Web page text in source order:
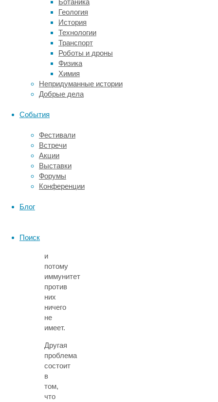
Ботаника
Геология
История
Технологии
Транспорт
Роботы и дроны
Физика
Химия
Непридуманные истории
Добрые дела
События
Фестивали
Встречи
Акции
Выставки
Форумы
Конференции
Блог
Поиск
индуцированного
стволового
состояния
их
развитие
направляют
нужную
сторону.
клетки
принадлежат
тому
же
индивидууму,
которому
их
и
потому
иммунитет
против
них
ничего
не
имеет.
Другая
проблема
состоит
в
том,
что